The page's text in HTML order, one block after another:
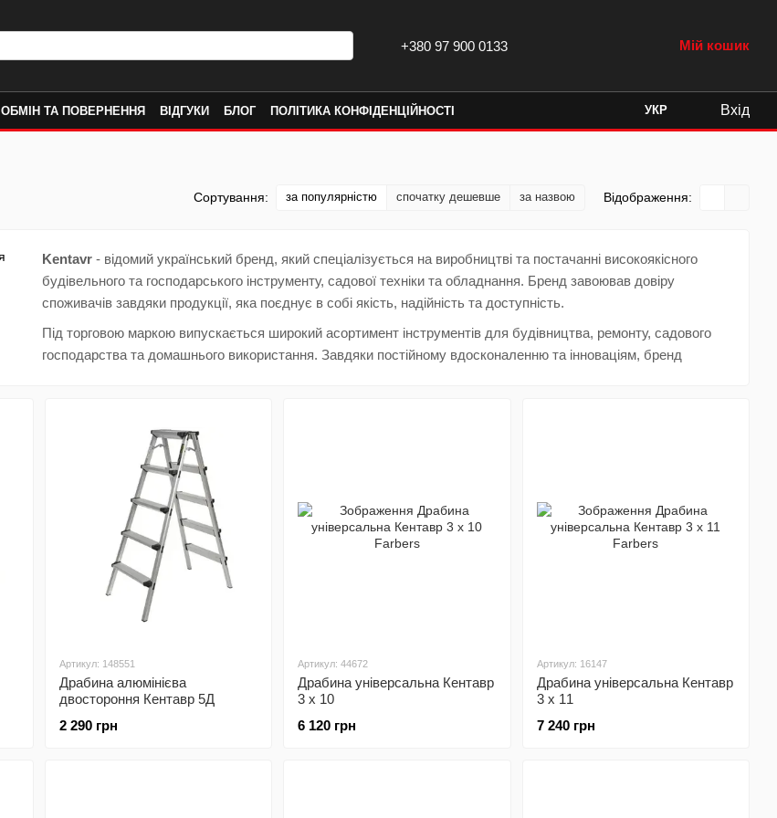
+380 97 900 0133 Мій кошик
ОБМІН ТА ПОВЕРНЕННЯ ВІДГУКИ БЛОГ ПОЛІТИКА КОНФІДЕНЦІЙНОСТІ УКР Вхід
Сортування: за популярністю спочатку дешевше за назвою Відображення:
Kentavr - відомий український бренд, який спеціалізується на виробництві та постачанні високоякісного
будівельного та господарського інструменту, садової техніки та обладнання. Бренд завоював довіру
споживачів завдяки продукції, яка поєднує в собі якість, надійність та доступність.
Під торговою маркою випускається широкий асортимент інструментів для будівництва, ремонту, садового
господарства та домашнього використання. Завдяки постійному вдосконаленню та інноваціям, бренд
Мотоблоки (дизельні / бензинові).
Електро- та мотокультиватори.
Причіпне та навісне обладнання.
Електро- та бензопили.
Мото- та електрокоси.
Газонокосарки.
Електрогенератори.
Мотопомпи.
Компресори.
Артикул: 148551
Драбина алюмінієва
двостороння Кентавр 5Д
2 290 грн
Артикул: 44672
Драбина універсальна Кентавр
3 х 10
6 120 грн
Артикул: 16147
Драбина універсальна Кентавр
3 х 11
7 240 грн